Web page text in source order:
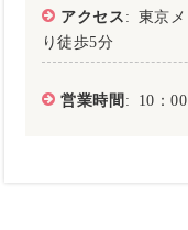
アクセス : 東京メ
り徒歩5分
営業時間: 10：